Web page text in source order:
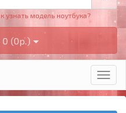
узнать модель ноутбука?
0 (0р.)